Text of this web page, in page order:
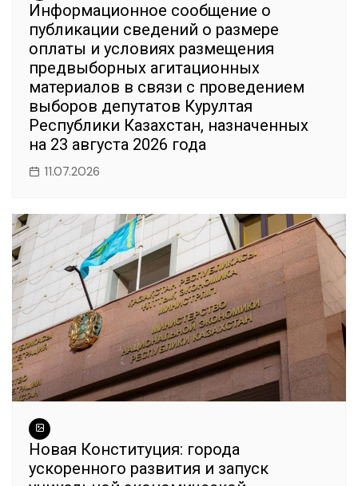
Информационное сообщение о
публикации сведений о размере
оплаты и условиях размещения
предвыборных агитационных
материалов в связи с проведением
выборов депутатов Курултая
Республики Казахстан, назначенных
на 23 августа 2026 года
11.07.2026
Новая Конституция: города
ускоренного развития и запуск